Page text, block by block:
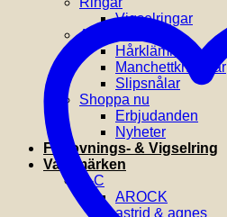
Vigselringar
Accessoarer
Hårklämmor
Manchettknappar
Slipsnålar
Shoppa nu
Erbjudanden
Nyheter
Förlovnings- & Vigselring
Varumärken
A-C
AROCK
astrid & agnes